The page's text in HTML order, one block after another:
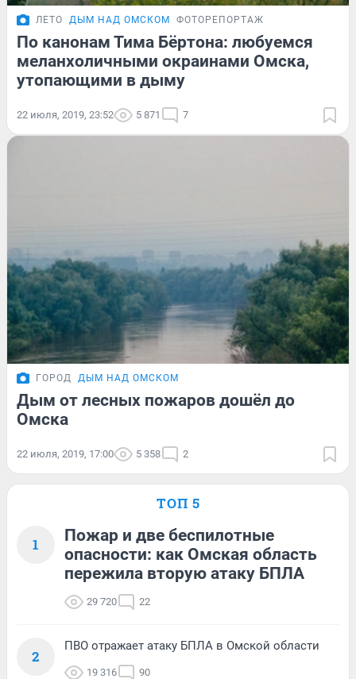
ЛЕТО ДЫМ НАД ОМСКОМ ФОТОРЕПОРТАЖ
По канонам Тима Бёртона: любуемся
меланхоличными окраинами Омска,
утопающими в дыму
22 июля, 2019, 23:52 5 871 7
ГОРОД ДЫМ НАД ОМСКОМ
Дым от лесных пожаров дошёл до
Омска
22 июля, 2019, 17:00 5 358 2
ТОП 5
1
Пожар и две беспилотные
опасности: как Омская область
пережила вторую атаку БПЛА
29 720 22
2
ПВО отражает атаку БПЛА в Омской области
19 316 90